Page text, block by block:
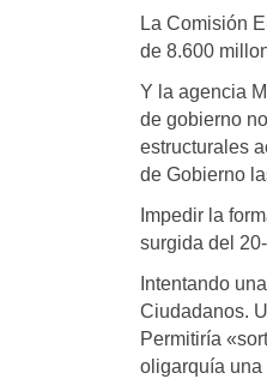
La Comisión
de 8.600
Y la agencia
de gobierno
estructurales
de Gobierno
Impedir la
surgida del
Intentando
Ciudadanos.
Permitiría
oligarquía una